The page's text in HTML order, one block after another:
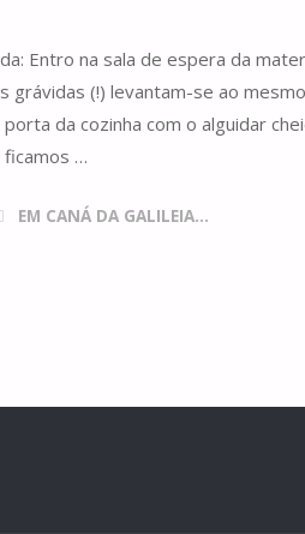
Entro na sala de espera da
grávidas (!) levantam-se ao
da cozinha com o alguidar
ficamos …
EM CANÁ DA GALILEIA...